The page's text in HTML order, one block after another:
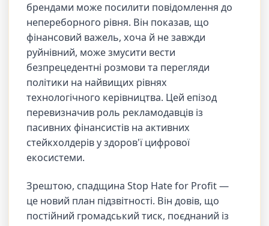
брендами може посилити повідомлення до
непереборного рівня. Він показав, що
фінансовий важель, хоча й не завжди
руйнівний, може змусити вести
безпрецедентні розмови та перегляди
політики на найвищих рівнях
технологічного керівництва. Цей епізод
перевизначив роль рекламодавців із
пасивних фінансистів на активних
стейкхолдерів у здоров'ї цифрової
екосистеми.
Зрештою, спадщина Stop Hate for Profit —
це новий план підзвітності. Він довів, що
постійний громадський тиск, поєднаний із